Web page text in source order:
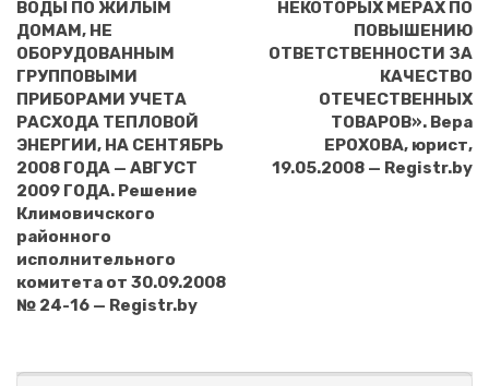
ВОДЫ ПО ЖИЛЫМ
ДОМАМ, НЕ
ОБОРУДОВАННЫМ
ГРУППОВЫМИ
ПРИБОРАМИ УЧЕТА
РАСХОДА ТЕПЛОВОЙ
ЭНЕРГИИ, НА СЕНТЯБРЬ
2008 ГОДА — АВГУСТ
2009 ГОДА. Решение
Климовичского
районного
исполнительного
комитета от 30.09.2008
№ 24-16 — Registr.by
НЕКОТОРЫХ МЕРАХ ПО
ПОВЫШЕНИЮ
ОТВЕТСТВЕННОСТИ ЗА
КАЧЕСТВО
ОТЕЧЕСТВЕННЫХ
ТОВАРОВ». Вера
ЕРОХОВА, юрист,
19.05.2008 — Registr.by